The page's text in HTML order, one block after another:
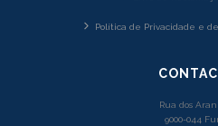
Política de Privacidade e
Rua dos
9000-044